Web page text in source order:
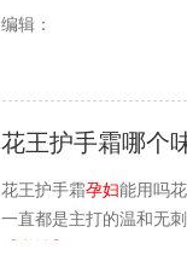
编辑：
花王护手霜哪个
花王护手霜孕妇能用吗
一直都是主打的温和无